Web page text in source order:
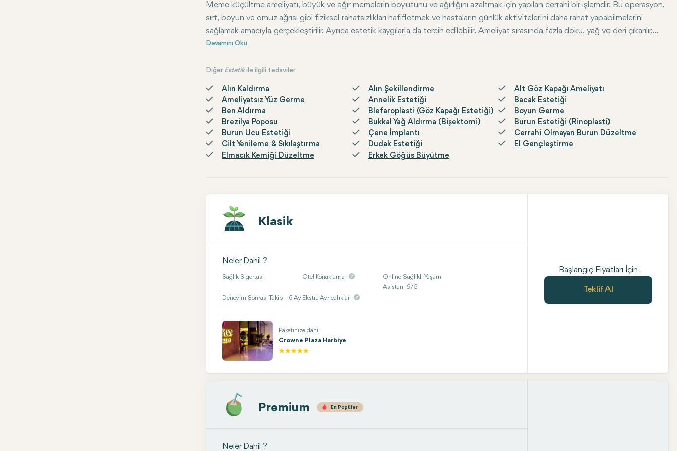
Meme küçültme ameliyatı, büyük ve ağır memelerin boyutunu ve ağırlığını azaltmak için yapılan cerrahi bir işlemdir. Bu operasyon,
sırt, boyun ve omuz ağrısı gibi fiziksel rahatsızlıkları hafifletmek ve hastaların günlük aktivitelerini daha rahat yapabilmelerini
sağlamak amacıyla gerçekleştirilir. Ayrıca estetik kaygılarla da tercih edilebilir. Ameliyat sırasında fazla doku, yağ ve deri çıkarılır,
meme başı ve çevresi yeniden şekillendirilir. Genellikle genel anestezi altında yapılır ve hastalar birkaç hafta içinde iyileşir.
Diğer Estetikile ilgili tedaviler
Alın Kaldırma Alın Şekillendirme
Alt Göz Kapağı Ameliyatı
Ameliyatsız Yüz Germe
Annelik Estetiği
Bacak Estetiği
Ben Aldırma
Blefaroplasti (Göz Kapağı Estetiği)
Boyun Germe
Brezilya Poposu
Bukkal Yağ Aldırma (Bişektomi)
Burun Estetiği (Rinoplasti)
Burun Ucu Estetiği
Çene İmplantı
Cerrahi Olmayan Burun Düzeltme
Cilt Yenileme & Sıkılaştırma
Dudak Estetiği
El Gençleştirme
Elmacık Kemiği Düzeltme
Erkek Göğüs Büyütme
Klasik
Neler Dahil ?
Sağlık Sigortası Otel Konaklama
Online Sağlıklı Yaşam
Asistanı 9/5
Deneyim Sonrası Takip - 6 Ay Ekstra Ayrıcalıklar
Paketinize dahil
Crowne Plaza Harbiye
Başlangıç Fiyatları İçin
Teklif Al
Premium En Popüler
Neler Dahil ?